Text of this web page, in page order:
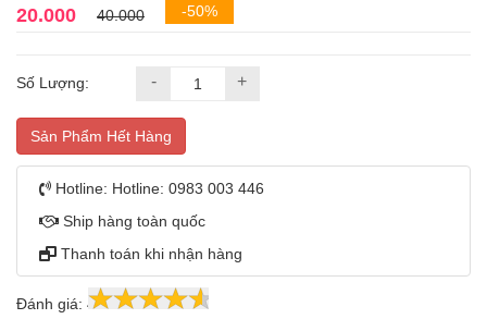
20.000 40.000 -50%
Số Lượng: - +
Sản Phẩm Hết Hàng
Hotline: Hotline: 0983 003 446
Ship hàng toàn quốc
Thanh toán khi nhận hàng
Đánh giá: 4.8 200